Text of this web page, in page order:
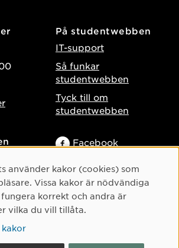
På studentwebben
IT-support
Så funkar
studentwebben
Tyck till om
studentwebben
Facebook
TikTok
Youtube
använder kakor (cookies) som
Vissa kakor är nödvändiga
korrekt och andra är
vilka du vill tillåta.